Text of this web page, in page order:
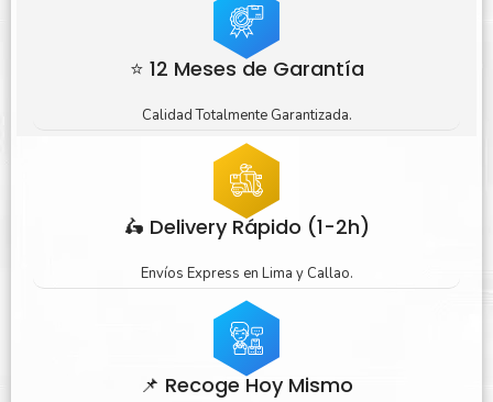
⭐ 12 Meses de Garantía
Calidad Totalmente Garantizada.
🛵 Delivery Rápido (1-2h)
Envíos Express en Lima y Callao.
📌 Recoge Hoy Mismo